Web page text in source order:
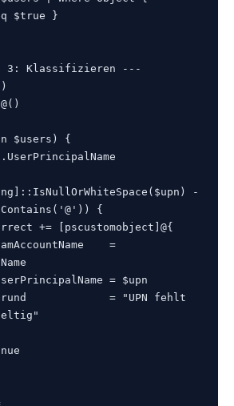
$true }
Klassifizieren ---
$users) {
{